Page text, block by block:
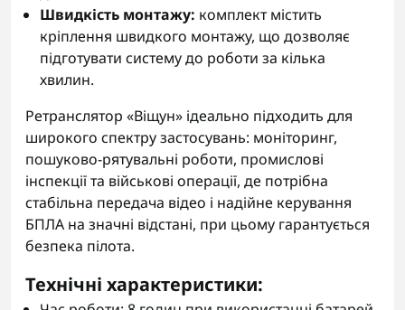
Швидкість монтажу: комплект містить
кріплення швидкого монтажу, що дозволяє
підготувати систему до роботи за кілька
хвилин.
Ретранслятор «Віщун» ідеально підходить для
широкого спектру застосувань: моніторинг,
пошуково-рятувальні роботи, промислові
інспекції та військові операції, де потрібна
стабільна передача відео і надійне керування
БПЛА на значні відстані, при цьому гарантується
безпека пілота.
Технічні характеристики: